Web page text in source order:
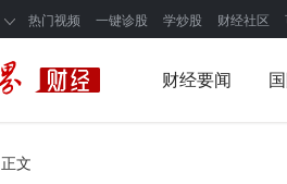
热门视频 一键诊股 学炒股 财经社区
财经要闻
正文